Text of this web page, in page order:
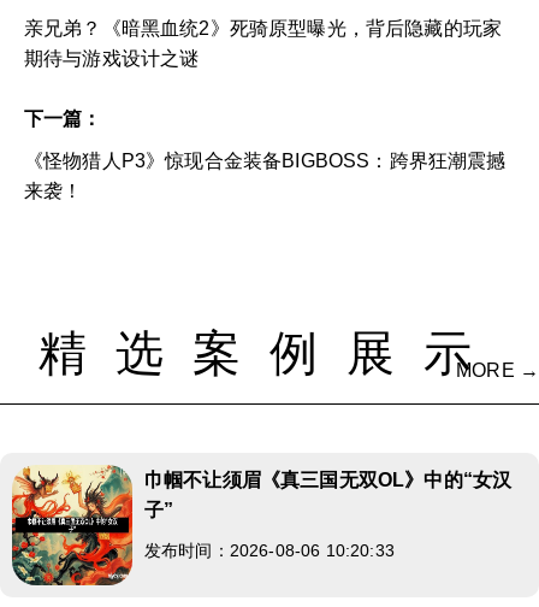
亲兄弟？《暗黑血统2》死骑原型曝光，背后隐藏的玩家
期待与游戏设计之谜
下一篇：
《怪物猎人P3》惊现合金装备BIGBOSS：跨界狂潮震撼
来袭！
精选案例展示MORE →
巾帼不让须眉《真三国无双OL》中的“女汉
子”
发布时间：2026-08-06 10:20:33